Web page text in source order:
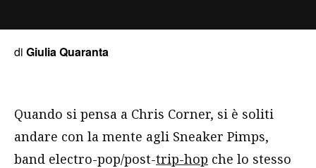
di Giulia Quaranta
Quando si pensa a Chris Corner, si è soliti
andare con la mente agli Sneaker Pimps,
band electro-pop/post-trip-hop che lo stesso